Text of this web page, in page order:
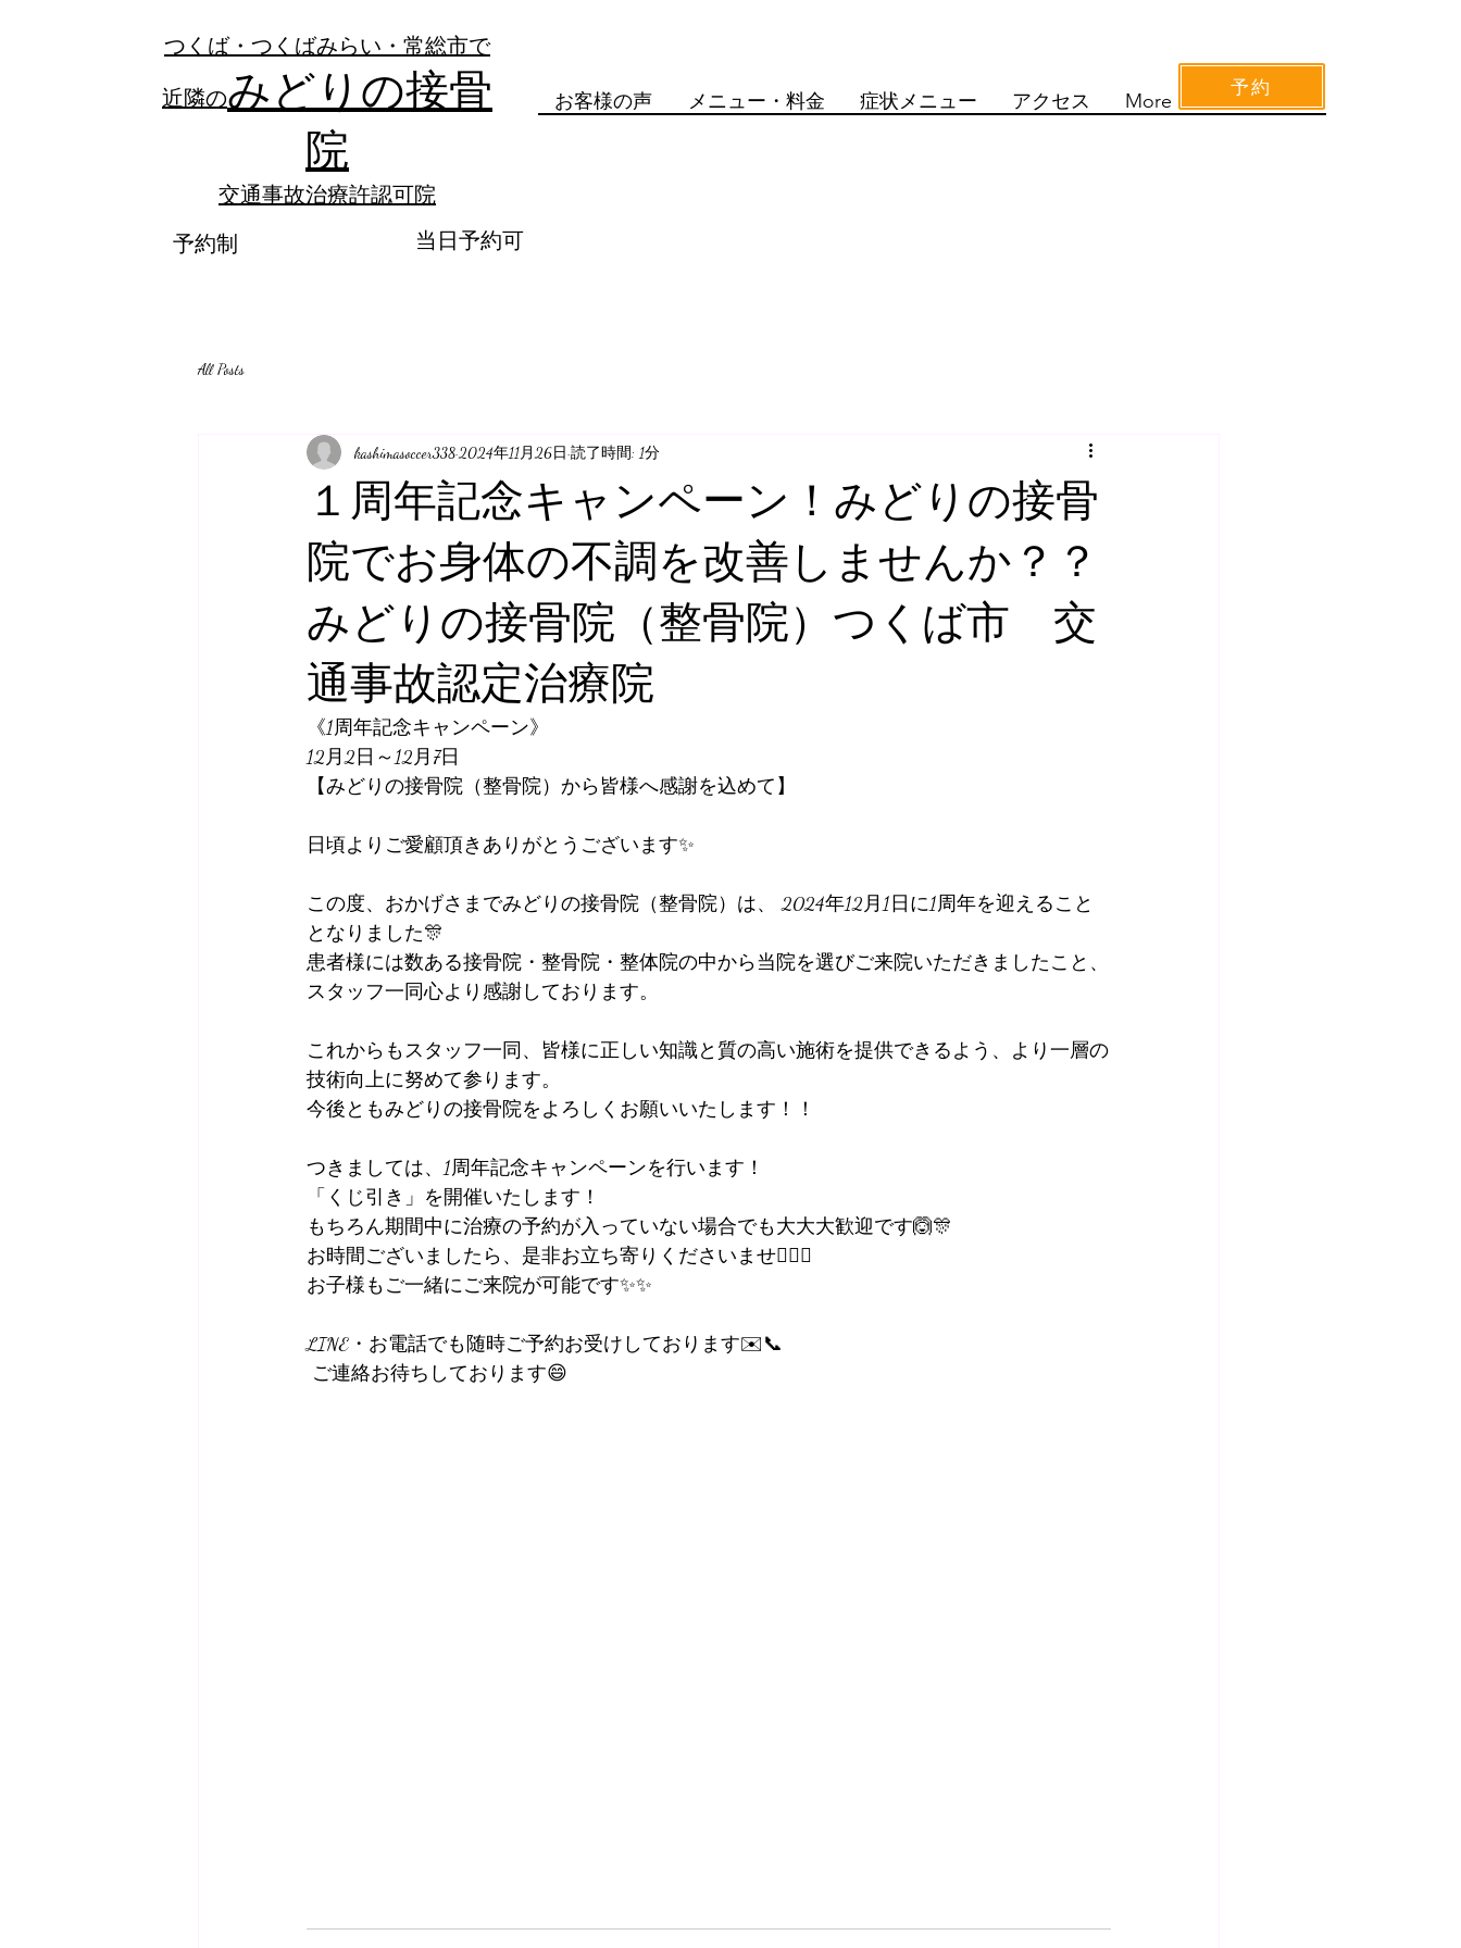
つくば・つくばみらい・常総市で
近隣のみどりの接骨
院
​交通事故治療許認可院
お客様の声 メニュー・料金 症状メニュー アクセス More
予約
予約制 当日予約可
All Posts
１周年記念キャンペーン！みどりの接骨
院でお身体の不調を改善しませんか？？
みどりの接骨院（整骨院）つくば市 交
通事故認定治療院
kashimasoccer3382024年11月26日 読了時間: 1分
《1周年記念キャンペーン》
12月2日～12月7日
【みどりの接骨院（整骨院）から皆様へ感謝を込めて】
日頃よりご愛顧頂きありがとうございます✨
この度、おかげさまでみどりの接骨院（整骨院）は、 2024年12月1日に1周年を迎えること
となりました🎊
患者様には数ある接骨院・整骨院・整体院の中から当院を選びご来院いただきましたこと、
スタッフ一同心より感謝しております。
これからもスタッフ一同、皆様に正しい知識と質の高い施術を提供できるよう、より一層の
技術向上に努めて参ります。
今後ともみどりの接骨院をよろしくお願いいたします！！
つきましては、1周年記念キャンペーンを行います！
「くじ引き」を開催いたします！
もちろん期間中に治療の予約が入っていない場合でも大大大歓迎です🙆🎊
お時間ございましたら、是非お立ち寄りくださいませ🙂‍↕️✨
お子様もご一緒にご来院が可能です✨✨
LINE・お電話でも随時ご予約お受けしております✉️📞
ご連絡お待ちしております😄